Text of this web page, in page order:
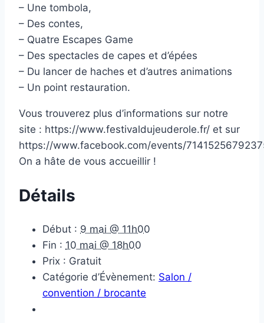
– Une tombola,
– Des contes,
– Quatre Escapes Game
– Des spectacles de capes et d’épées
– Du lancer de haches et d’autres animations
– Un point restauration.
Vous trouverez plus d’informations sur notre
site : https://www.festivaldujeuderole.fr/ et sur
https://www.facebook.com/events/
On a hâte de vous accueillir !
Détails
Début : 9 mai @ 11h00
Fin : 10 mai @ 18h00
Prix : Gratuit
Catégorie d’Évènement: Salon /
convention / brocante